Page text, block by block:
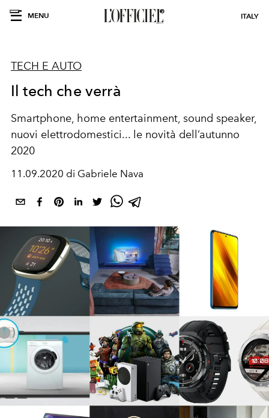
MENU ITALY
TECH E AUTO
Il tech che verrà
Smartphone, home entertainment, sound speaker,
nuovi elettrodomestici... le novità dell’autunno
2020
11.09.2020 di Gabriele Nava